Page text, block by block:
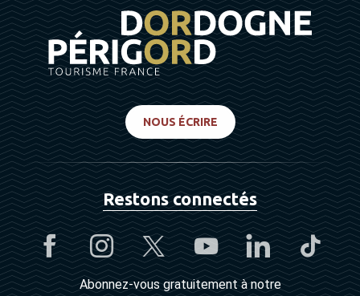
NOUS ÉCRIRE
Restons connectés
Abonnez-vous gratuitement à notre